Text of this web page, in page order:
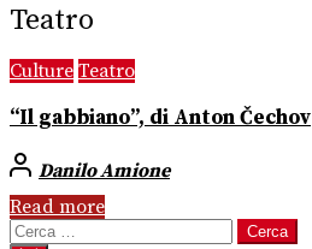
Teatro
Culture Teatro
“Il gabbiano”, di Anton Čechov
Danilo Amione
Read more
Ricerca